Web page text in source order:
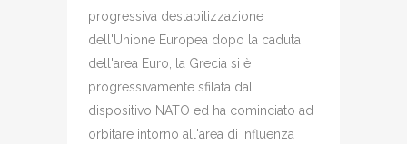
progressiva destabilizzazione
dell'Unione Europea dopo la caduta
dell'area Euro, la Grecia si è
progressivamente sfilata dal
dispositivo NATO ed ha cominciato ad
orbitare intorno all'area di influenza